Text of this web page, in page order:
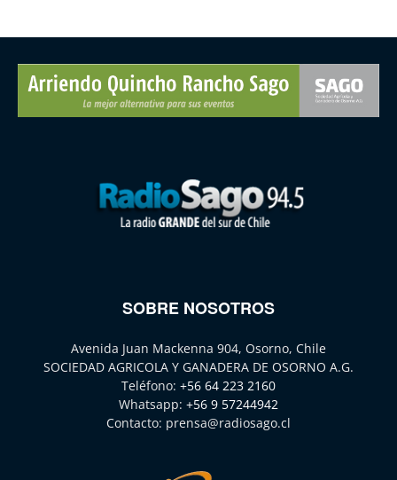
SOBRE NOSOTROS
Avenida Juan Mackenna 904, Osorno, Chile
SOCIEDAD AGRICOLA Y GANADERA DE OSORNO A.G.
Teléfono: +56 64 223 2160
Whatsapp: +56 9 57244942
Contacto: prensa@radiosago.cl